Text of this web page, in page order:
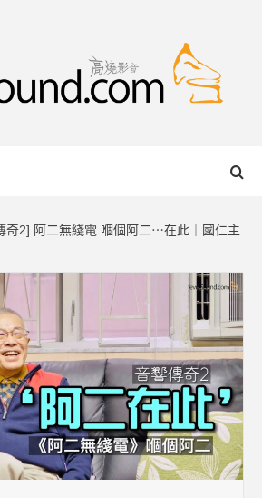
奇2] 阿二無綫電 嗰個阿二⋯在此｜國仁主